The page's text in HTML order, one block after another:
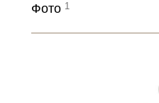
Фото 1